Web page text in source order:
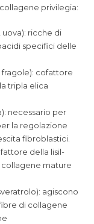
privilegia:
ricche di
specifici delle
fragole): cofattore
tripla elica
necessario per
la regolazione
fibroblastici.
della lisil-
collagene mature
agiscono
di collagene